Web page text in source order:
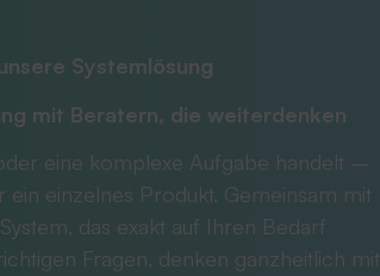
Systemlösung
mit Beratern, die weiterdenken
eine komplexe Aufgabe handelt –
einzelnes Produkt. Gemeinsam mit
das exakt auf Ihren Bedarf
Fragen, denken ganzheitlich mit